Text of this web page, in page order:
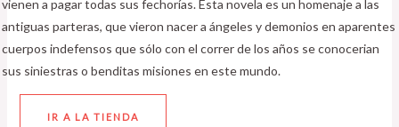
vienen a pagar todas sus fechorías. Esta novela es un homenaje a las
antiguas parteras, que vieron nacer a ángeles y demonios en aparentes
cuerpos indefensos que sólo con el correr de los años se conocerian
sus siniestras o benditas misiones en este mundo.
IR A LA TIENDA